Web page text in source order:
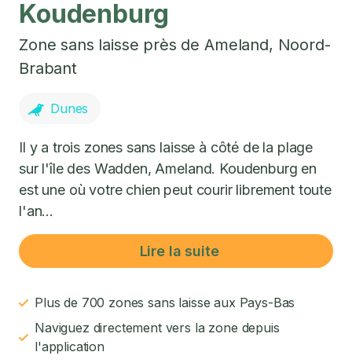
Koudenburg
Zone sans laisse près de Ameland, Noord-
Brabant
Dunes
Il y a trois zones sans laisse à côté de la plage
sur l'île des Wadden, Ameland. Koudenburg en
est une où votre chien peut courir librement toute
l'an...
Lire la suite
Plus de 700 zones sans laisse aux Pays-Bas
Naviguez directement vers la zone depuis
l'application